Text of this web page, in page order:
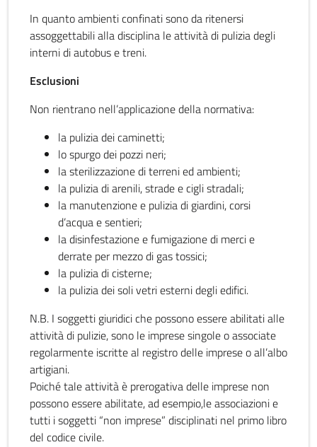
In quanto ambienti confinati sono da ritenersi
assoggettabili alla disciplina le attività di pulizia degli
interni di autobus e treni.
Esclusioni
Non rientrano nell’applicazione della normativa:
la pulizia dei caminetti;
lo spurgo dei pozzi neri;
la sterilizzazione di terreni ed ambienti;
la pulizia di arenili, strade e cigli stradali;
la manutenzione e pulizia di giardini, corsi
d’acqua e sentieri;
la disinfestazione e fumigazione di merci e
derrate per mezzo di gas tossici;
la pulizia di cisterne;
la pulizia dei soli vetri esterni degli edifici.
N.B. I soggetti giuridici che possono essere abilitati alle
attività di pulizie, sono le imprese singole o associate
regolarmente iscritte al registro delle imprese o all’albo
artigiani.
Poiché tale attività è prerogativa delle imprese non
possono essere abilitate, ad esempio,le associazioni e
tutti i soggetti “non imprese” disciplinati nel primo libro
del codice civile.